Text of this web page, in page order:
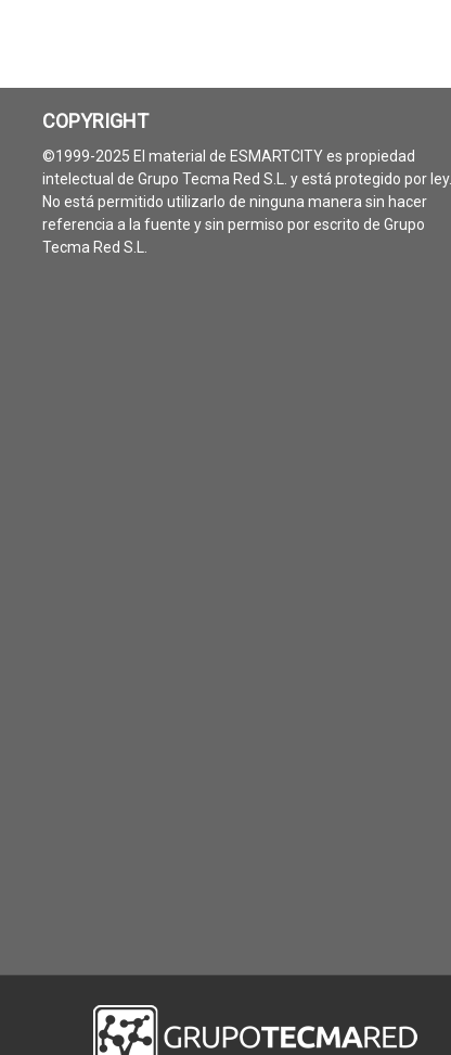
COPYRIGHT
©1999-2025 El material de ESMARTCITY es propiedad
intelectual de Grupo Tecma Red S.L. y está protegido por ley.
No está permitido utilizarlo de ninguna manera sin hacer
referencia a la fuente y sin permiso por escrito de Grupo
Tecma Red S.L.